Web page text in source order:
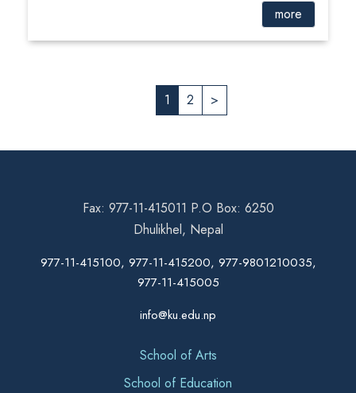
more
1 2 >
Fax: 977-11-415011 P.O Box: 6250
Dhulikhel, Nepal
977-11-415100, 977-11-415200, 977-9801210035,
977-11-415005
info@ku.edu.np
School of Arts
School of Education